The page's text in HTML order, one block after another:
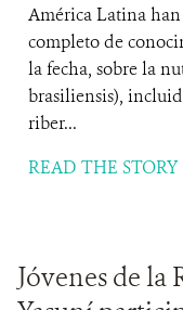
América Latina
completo de
la fecha, sobre la
brasiliensis),
riber...
READ THE STORY
Jóvenes de la